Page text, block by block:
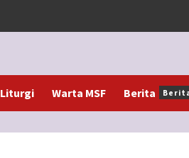
Liturgi Warta MSF Berita